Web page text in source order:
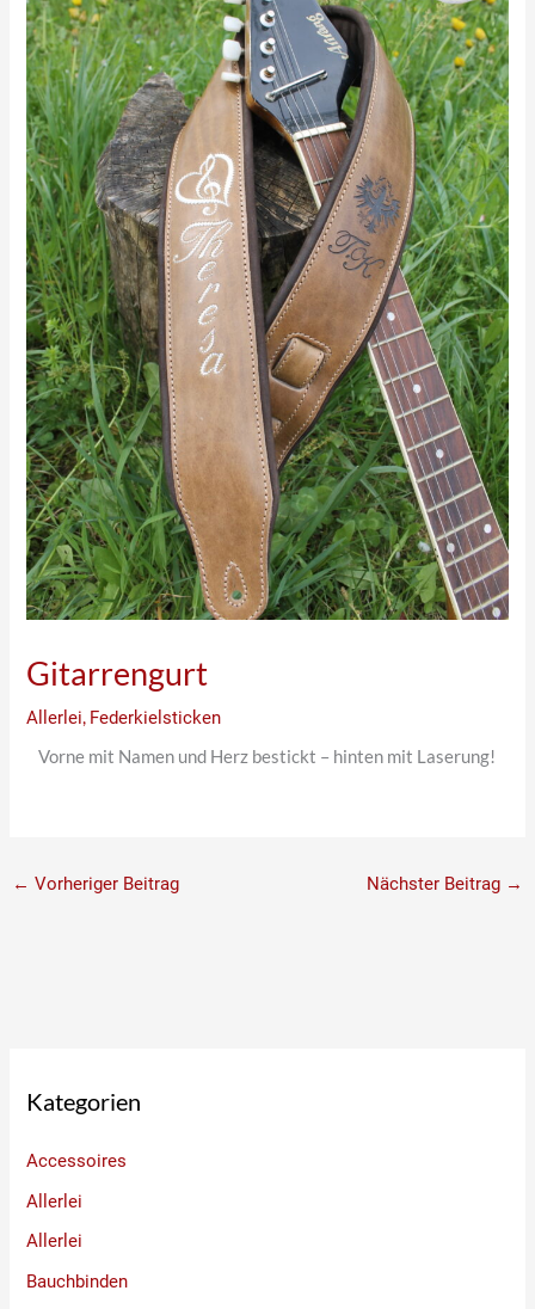
Gitarrengurt
Allerlei, Federkielsticken
Vorne mit Namen und Herz bestickt – hinten mit Laserung!
← Vorheriger Beitrag Nächster Beitrag →
Kategorien
Accessoires
Allerlei
Allerlei
Bauchbinden